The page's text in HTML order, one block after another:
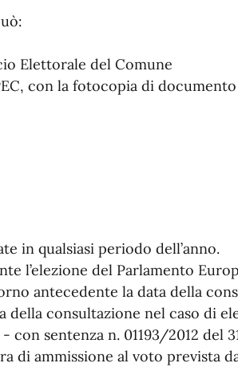
Elettorale del Comune
con la fotocopia di
in qualsiasi periodo dell’anno.
l’elezione del Parlamento
antecedente la data della
della consultazione nel caso di
sentenza n. 01193/2012 del
di ammissione al voto prevista